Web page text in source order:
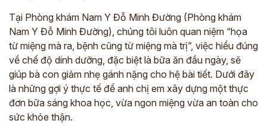
Tại Phòng khám Nam Y Đỗ Minh Đường (Phòng khám
Nam Y Đỗ Minh Đường), chúng tôi luôn quan niệm “họa
từ miệng mà ra, bệnh cũng từ miệng mà trị”, việc hiểu đúng
về chế độ dinh dưỡng, đặc biệt là bữa ăn đầu ngày, sẽ
giúp bà con giảm nhẹ gánh nặng cho hệ bài tiết. Dưới đây
là những gợi ý thực tế để anh chị em xây dựng một thực
đơn bữa sáng khoa học, vừa ngon miệng vừa an toàn cho
sức khỏe thận.